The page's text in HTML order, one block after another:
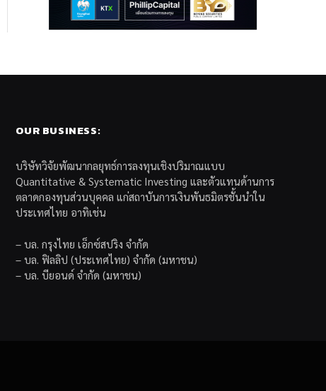
OUR BUSINESS:
บริษัทวิจัยพัฒนากลยุทธ์การลงทุนเชิงปริมาณแบบ
Quantitative & Systematic Investing และตัวแทนด้านการ
ตลาดกองทุนส่วนบุคคล แก่สถาบันการเงินพันธมิตรชั้นนำใน
ประเทศไทย อาทิเช่น
– บล. กรุงไทย เอ็กซ์สปริง จำกัด
– บล. ฟิลลิป (ประเทศไทย) จำกัด (มหาชน)
– บล. บียอนด์ จำกัด (มหาชน)